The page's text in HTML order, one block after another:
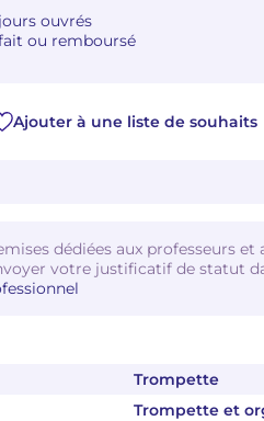
Trompette
Trompette et
ouvrés
ou remboursé
Ajouter à une liste de souhaits
dédiées aux professeurs et
votre justificatif de statut